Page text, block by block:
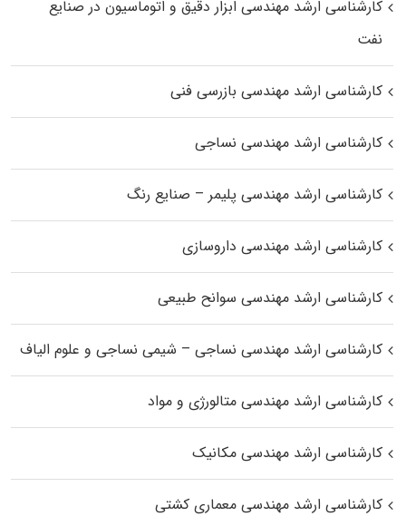
کارشناسی ارشد مهندسی ابزار دقیق و اتوماسیون در صنایع
نفت
کارشناسی ارشد مهندسی بازرسی فنی
کارشناسی ارشد مهندسی نساجی
کارشناسی ارشد مهندسی پلیمر – صنایع رنگ
کارشناسی ارشد مهندسی داروسازی
کارشناسی ارشد مهندسی سوانح طبیعی
کارشناسی ارشد مهندسی نساجی – شیمی نساجی و علوم الیاف
کارشناسی ارشد مهندسی متالورژی و مواد
کارشناسی ارشد مهندسی مکانیک
کارشناسی ارشد مهندسی معماری کشتی